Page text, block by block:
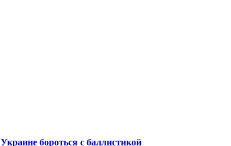
бороться с баллистикой